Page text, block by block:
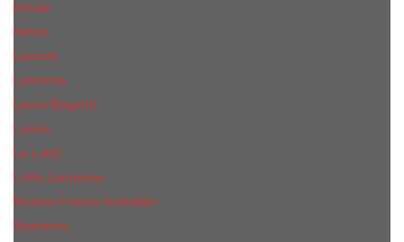
КиLian
Kenzo
Lacoste
Lancome
Laura Biagiotti
Lanvin
Lе Lab0
Lolita Lempicka
Maison Francis Kurkdjian
Madonna